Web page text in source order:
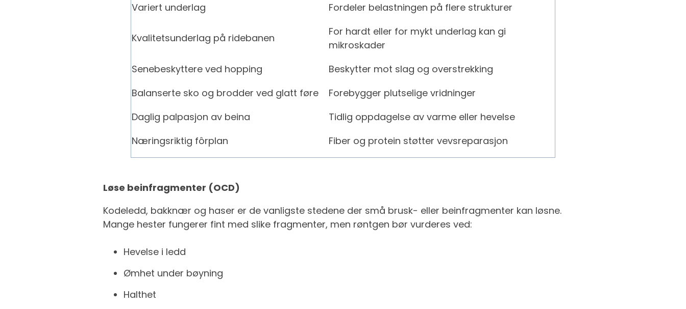
Variert underlag
Fordeler belastningen på flere strukturer
Kvalitetsunderlag på ridebanen
For hardt eller for mykt underlag kan gi
mikroskader
Senebeskyttere ved hopping
Beskytter mot slag og overstrekking
Balanserte sko og brodder ved glatt føre
Forebygger plutselige vridninger
Daglig palpasjon av beina
Tidlig oppdagelse av varme eller hevelse
Næringsriktig fôrplan
Fiber og protein støtter vevsreparasjon
Løse beinfragmenter (OCD)
Kodeledd, bakknær og haser er de vanligste stedene der små brusk- eller beinfragmenter kan løsne.
Mange hester fungerer fint med slike fragmenter, men røntgen bør vurderes ved:
Hevelse i ledd
Ømhet under bøyning
Halthet